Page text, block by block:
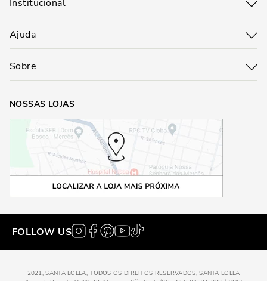
Institucional
Ajuda
Sobre
NOSSAS LOJAS
FOLLOW US
2021, SANTA LOLLA, TODOS OS DIREITOS RESERVADOS, SANTA LOLLA